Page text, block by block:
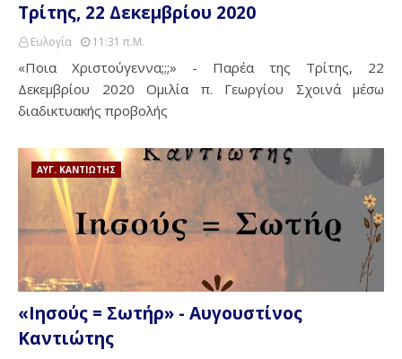
Τρίτης, 22 Δεκεμβρίου 2020
Ευλογία 11:31 Π.μ.
«Ποια Χριστούγεννα;;;» - Παρέα της Τρίτης, 22
Δεκεμβρίου 2020 Ομιλία π. Γεωργίου Σχοινά μέσω
διαδικτυακής προβολής
ΑΥΓ. ΚΑΝΤΙΩΤΗΣ
«Ιησούς = Σωτήρ» - Αυγουστίνος
Καντιώτης